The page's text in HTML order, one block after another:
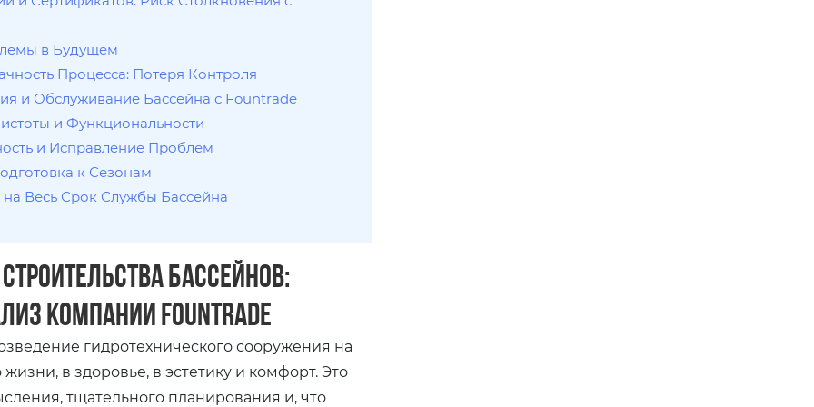
в Будущем
Процесса: Потеря Контроля
и Обслуживание Бассейна с Fountrade
и Функциональности
и Исправление Проблем
к Сезонам
Весь Срок Службы Бассейна
бассейнов:
компании Fountrade
гидротехнического сооружения на
в здоровье, в эстетику и комфорт. Это
тщательного планирования и, что